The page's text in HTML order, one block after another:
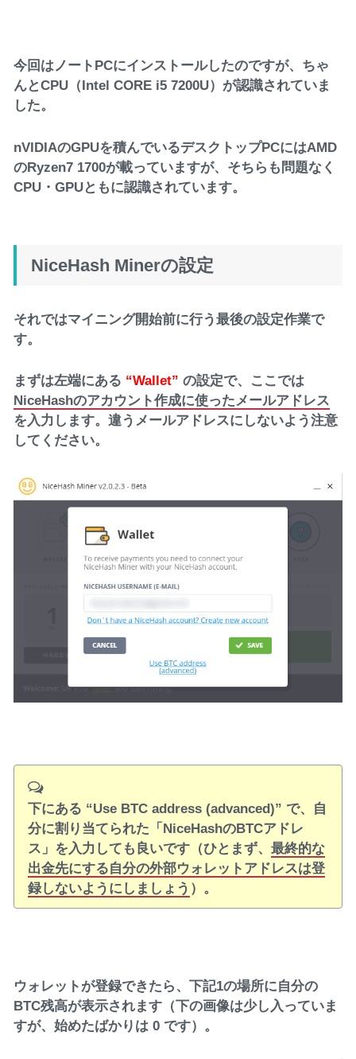
今回はノートPCにインストールしたのですが、ちゃ
んとCPU（Intel CORE i5 7200U）が認識されていま
した。
nVIDIAのGPUを積んでいるデスクトップPCにはAMD
のRyzen7 1700が載っていますが、そちらも問題なく
CPU・GPUともに認識されています。
NiceHash Minerの設定
それではマイニング開始前に行う最後の設定作業で
す。
まずは左端にある “Wallet” の設定で、ここでは
NiceHashのアカウント作成に使ったメールアドレス
を入力します。違うメールアドレスにしないよう注意
してください。
下にある “Use BTC address (advanced)” で、自
分に割り当てられた「NiceHashのBTCアドレ
ス」を入力しても良いです（ひとまず、 最終的な
出金先にする自分の外部ウォレットアドレスは登
録しないようにしましょう ）。
ウォレットが登録できたら、下記1の場所に自分の
BTC残高が表示されます（下の画像は少し入っていま
すが、始めたばかりは 0 です）。